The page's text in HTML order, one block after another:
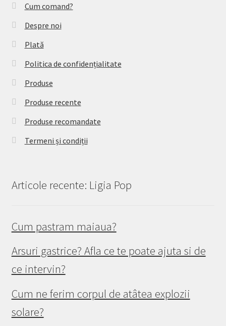
Cum comand?
Despre noi
Plată
Politica de confidențialitate
Produse
Produse recente
Produse recomandate
Termeni și condiții
Articole recente: Ligia Pop
Cum pastram maiaua?
Arsuri gastrice? Afla ce te poate ajuta si de
ce intervin?
Cum ne ferim corpul de atâtea explozii
solare?